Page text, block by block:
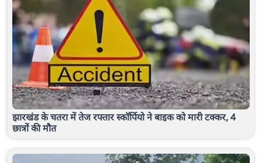
झारखंड के चतरा में तेज रफ्तार स्कॉर्पियो ने बाइक को मारी टक्कर, 4
छात्रों की मौत